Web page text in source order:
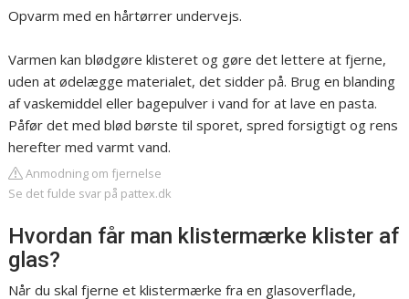
Opvarm med en hårtørrer undervejs.
Varmen kan blødgøre klisteret og gøre det lettere at fjerne,
uden at ødelægge materialet, det sidder på. Brug en blanding
af vaskemiddel eller bagepulver i vand for at lave en pasta.
Påfør det med blød børste til sporet, spred forsigtigt og rens
herefter med varmt vand.
Anmodning om fjernelse
Se det fulde svar på pattex.dk
Hvordan får man klistermærke klister af
glas?
Når du skal fjerne et klistermærke fra en glasoverflade,